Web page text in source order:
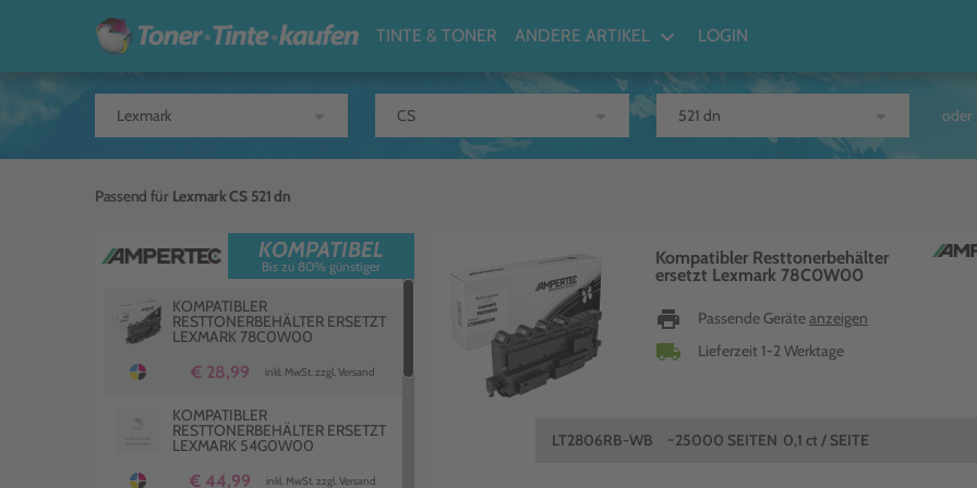
TINTE & TONER ANDERE ARTIKEL keyboard_arrow_down LOGIN
oder
Passend für Lexmark CS 521 dn
KOMPATIBEL
Bis zu 80% günstiger
KOMPATIBLER
RESTTONERBEHÄLTER ERSETZT
LEXMARK 78C0W00
€ 28,99 inkl. MwSt. zzgl. Versand
KOMPATIBLER
RESTTONERBEHÄLTER ERSETZT
LEXMARK 54G0W00
€ 44,99 inkl. MwSt. zzgl. Versand
Kompatibler Resttonerbehälter
ersetzt Lexmark 78C0W00
print Passende Geräteanzeigen
local_shipping Lieferzeit 1-2 Werktage
LT2806RB-WB ~25000 SEITEN 0,1 ct / SEITE